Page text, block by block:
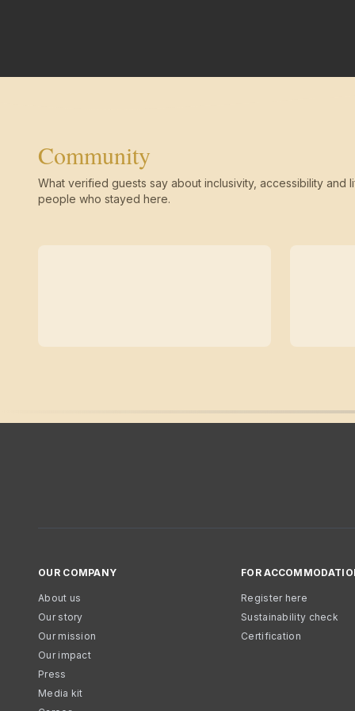
Community
What verified guests say about inclusivity, accessibility and
people who stayed here.
OUR COMPANY
About us
Our story
Our mission
Our impact
Press
Media kit
FOR
Register here
Sustainability check
Certification